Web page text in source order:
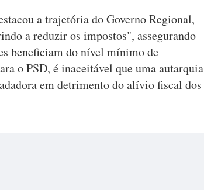
a trajetória do Governo Regional,
a reduzir os impostos", assegurando
beneficiam do nível mínimo de
o PSD, é inaceitável que uma autarquia
em detrimento do alívio fiscal dos